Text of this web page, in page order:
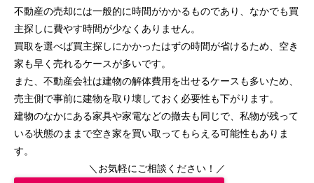
不動産の売却には一般的に時間がかかるものであり、なかでも買
主探しに費やす時間が少なくありません。
買取を選べば買主探しにかかったはずの時間が省けるため、空き
家も早く売れるケースが多いです。
また、不動産会社は建物の解体費用を出せるケースも多いため、
売主側で事前に建物を取り壊しておく必要性も下がります。
建物のなかにある家具や家電などの撤去も同じで、私物が残って
いる状態のままで空き家を買い取ってもらえる可能性もありま
す。
＼お気軽にご相談ください！／